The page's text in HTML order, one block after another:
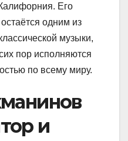
Его
одним из
музыки,
пор исполняются
по всему миру.
и